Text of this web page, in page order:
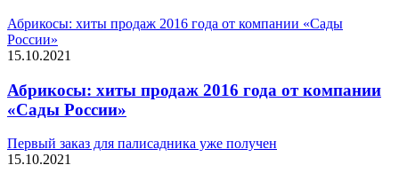
Абрикосы: хиты продаж 2016 года от компании «Сады
России»
15.10.2021
Абрикосы: хиты продаж 2016 года от компании
«Сады России»
Первый заказ для палисадника уже получен
15.10.2021